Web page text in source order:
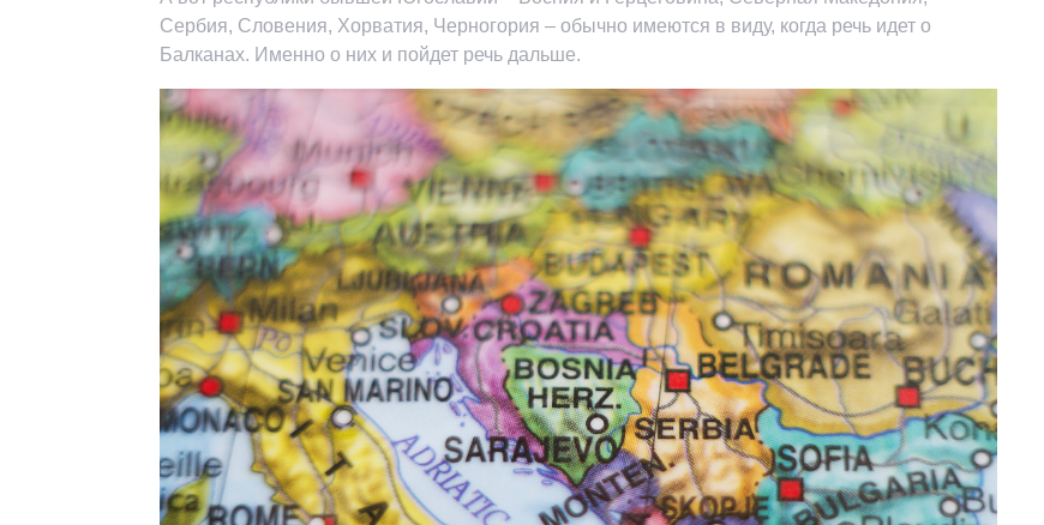
Сербия, Словения, Хорватия, Черногория – обычно имеются в виду, когда речь идет о
Балканах. Именно о них и пойдет речь дальше.